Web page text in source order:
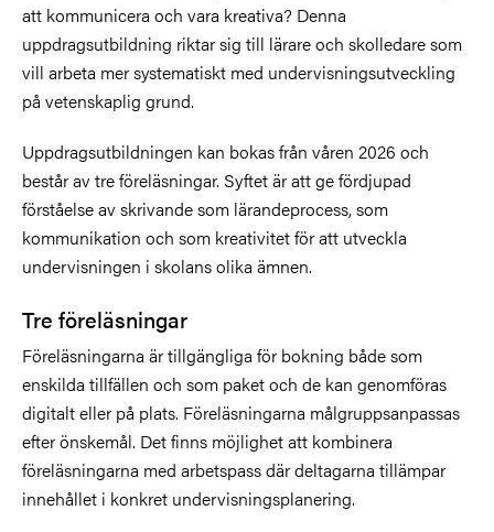
att kommunicera och vara kreativa? Denna
uppdragsutbildning riktar sig till lärare och skolledare som
vill arbeta mer systematiskt med undervisningsutveckling
på vetenskaplig grund.
Uppdragsutbildningen kan bokas från våren 2026 och
består av tre föreläsningar. Syftet är att ge fördjupad
förståelse av skrivande som lärandeprocess, som
kommunikation och som kreativitet för att utveckla
undervisningen i skolans olika ämnen.
Tre föreläsningar
Föreläsningarna är tillgängliga för bokning både som
enskilda tillfällen och som paket och de kan genomföras
digitalt eller på plats. Föreläsningarna målgruppsanpassas
efter önskemål. Det finns möjlighet att kombinera
föreläsningarna med arbetspass där deltagarna tillämpar
innehållet i konkret undervisningsplanering.